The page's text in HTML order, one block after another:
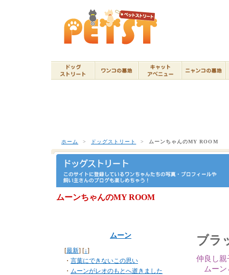
ホーム > ドッグストリート > ムーンちゃんのMY ROOM
ムーンちゃんのMY ROOM
ムーン
[最新] [↓]
・ 言葉にできないこの思い
・ ムーンがレオのもとへ逝きました
ブラ
仲良し親
ムーン